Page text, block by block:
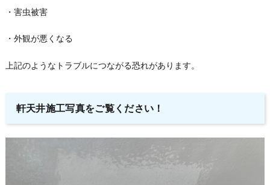
・害虫被害
・外観が悪くなる
上記のようなトラブルにつながる恐れがあります。
軒天井施工写真をご覧ください！